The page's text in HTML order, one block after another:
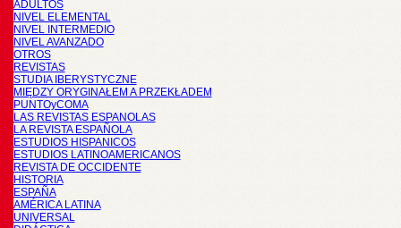
ADULTOS
NIVEL ELEMENTAL
NIVEL INTERMEDIO
NIVEL AVANZADO
OTROS
REVISTAS
STUDIA IBERYSTYCZNE
MIĘDZY ORYGINAŁEM A PRZEKŁADEM
PUNTOyCOMA
LAS REVISTAS ESPANOLAS
LA REVISTA ESPAÑOLA
ESTUDIOS HISPANICOS
ESTUDIOS LATINOAMERICANOS
REVISTA DE OCCIDENTE
HISTORIA
ESPAÑA
AMÉRICA LATINA
UNIVERSAL